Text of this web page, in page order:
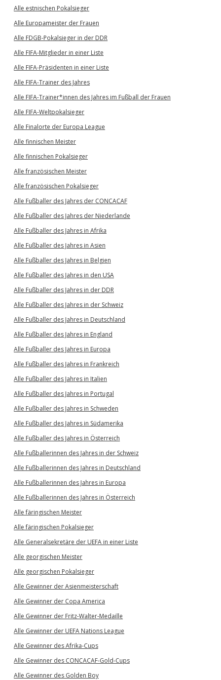
Alle estnischen Pokalsieger
Alle Europameister der Frauen
Alle FDGB-Pokalsieger in der DDR
Alle FIFA-Mitglieder in einer Liste
Alle FIFA-Präsidenten in einer Liste
Alle FIFA-Trainer des Jahres
Alle FIFA-Trainer*innen des Jahres im Fußball der Frauen
Alle FIFA-Weltpokalsieger
Alle Finalorte der Europa League
Alle finnischen Meister
Alle finnischen Pokalsieger
Alle französischen Meister
Alle französischen Pokalsieger
Alle Fußballer des Jahres der CONCACAF
Alle Fußballer des Jahres der Niederlande
Alle Fußballer des Jahres in Afrika
Alle Fußballer des Jahres in Asien
Alle Fußballer des Jahres in Belgien
Alle Fußballer des Jahres in den USA
Alle Fußballer des Jahres in der DDR
Alle Fußballer des Jahres in der Schweiz
Alle Fußballer des Jahres in Deutschland
Alle Fußballer des Jahres in England
Alle Fußballer des Jahres in Europa
Alle Fußballer des Jahres in Frankreich
Alle Fußballer des Jahres in Italien
Alle Fußballer des Jahres in Portugal
Alle Fußballer des Jahres in Schweden
Alle Fußballer des Jahres in Südamerika
Alle Fußballer des Jahres in Österreich
Alle Fußballerinnen des Jahres in der Schweiz
Alle Fußballerinnen des Jahres in Deutschland
Alle Fußballerinnen des Jahres in Europa
Alle Fußballerinnen des Jahres in Österreich
Alle färingischen Meister
Alle färingischen Pokalsieger
Alle Generalsekretäre der UEFA in einer Liste
Alle georgischen Meister
Alle georgischen Pokalsieger
Alle Gewinner der Asienmeisterschaft
Alle Gewinner der Copa America
Alle Gewinner der Fritz-Walter-Medaille
Alle Gewinner der UEFA Nations League
Alle Gewinner des Afrika-Cups
Alle Gewinner des CONCACAF-Gold-Cups
Alle Gewinner des Golden Boy